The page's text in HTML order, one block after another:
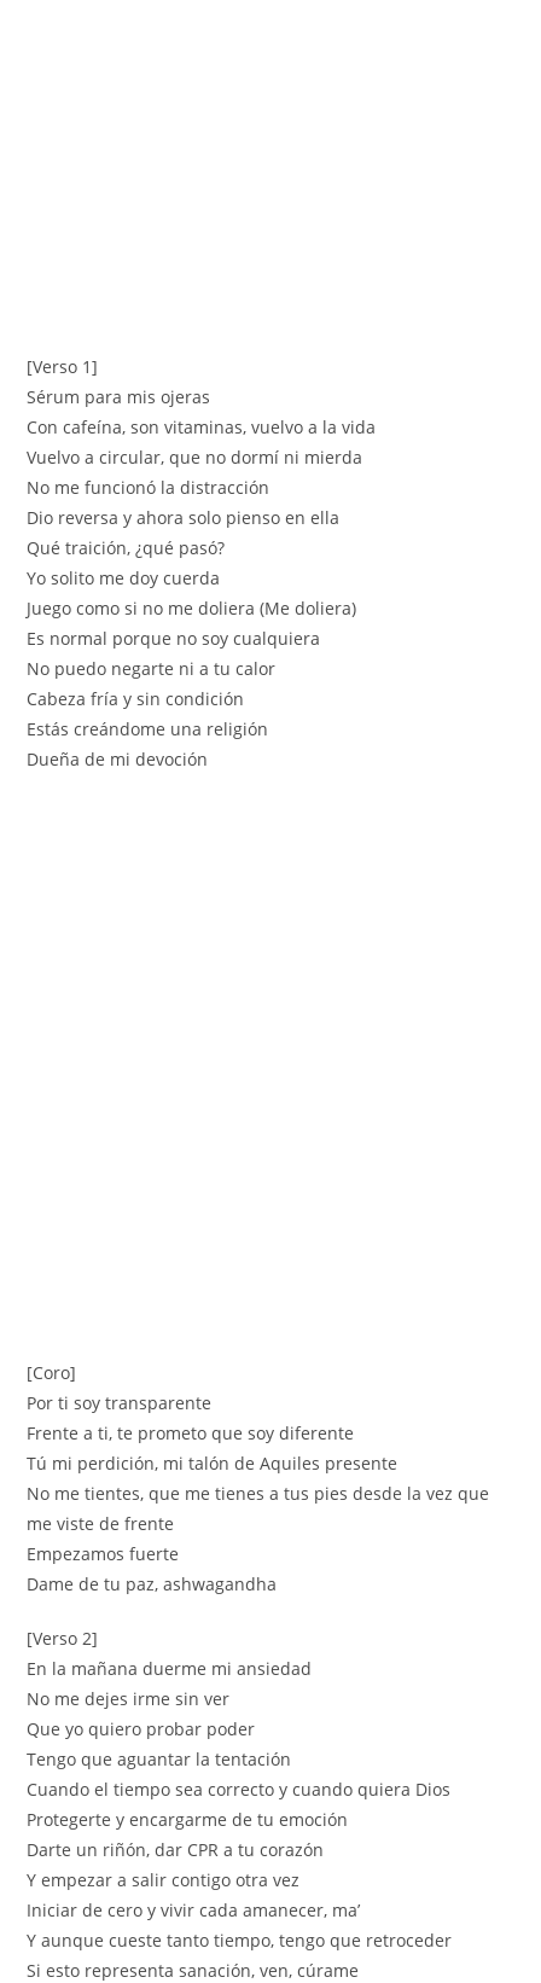
[Verso 1]
Sérum para mis ojeras
Con cafeína, son vitaminas, vuelvo a la vida
Vuelvo a circular, que no dormí ni mierda
No me funcionó la distracción
Dio reversa y ahora solo pienso en ella
Qué traición, ¿qué pasó?
Yo solito me doy cuerda
Juego como si no me doliera (Me doliera)
Es normal porque no soy cualquiera
No puedo negarte ni a tu calor
Cabeza fría y sin condición
Estás creándome una religión
Dueña de mi devoción
[Coro]
Por ti soy transparente
Frente a ti, te prometo que soy diferente
Tú mi perdición, mi talón de Aquiles presente
No me tientes, que me tienes a tus pies desde la vez que
me viste de frente
Empezamos fuerte
Dame de tu paz, ashwagandha
[Verso 2]
En la mañana duerme mi ansiedad
No me dejes irme sin ver
Que yo quiero probar poder
Tengo que aguantar la tentación
Cuando el tiempo sea correcto y cuando quiera Dios
Protegerte y encargarme de tu emoción
Darte un riñón, dar CPR a tu corazón
Y empezar a salir contigo otra vez
Iniciar de cero y vivir cada amanecer, ma’
Y aunque cueste tanto tiempo, tengo que retroceder
Si esto representa sanación, ven, cúrame